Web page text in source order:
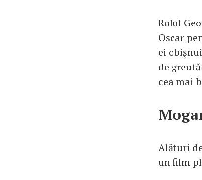
Rolul
Oscar
ei
de
cea mai
Alături
un film